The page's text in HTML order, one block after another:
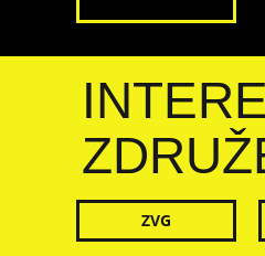
ZVG